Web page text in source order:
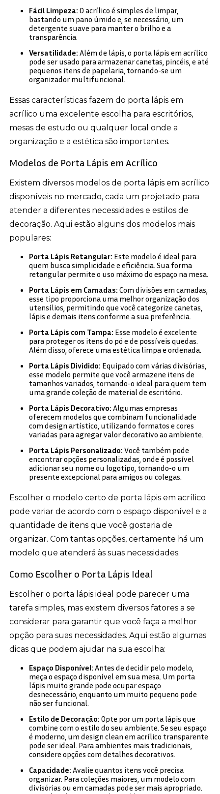
Fácil Limpeza: O acrílico é simples de limpar,
bastando um pano úmido e, se necessário, um
detergente suave para manter o brilho e a
transparência.
Versatilidade: Além de lápis, o porta lápis em acrílico
pode ser usado para armazenar canetas, pincéis, e até
pequenos itens de papelaria, tornando-se um
organizador multifuncional.
Essas características fazem do porta lápis em
acrílico uma excelente escolha para escritórios,
mesas de estudo ou qualquer local onde a
organização e a estética são importantes.
Modelos de Porta Lápis em Acrílico
Existem diversos modelos de porta lápis em acrílico
disponíveis no mercado, cada um projetado para
atender a diferentes necessidades e estilos de
decoração. Aqui estão alguns dos modelos mais
populares:
Porta Lápis Retangular: Este modelo é ideal para
quem busca simplicidade e eficiência. Sua forma
retangular permite o uso máximo do espaço na mesa.
Porta Lápis em Camadas: Com divisões em camadas,
esse tipo proporciona uma melhor organização dos
utensílios, permitindo que você categorize canetas,
lápis e demais itens conforme a sua preferência.
Porta Lápis com Tampa: Esse modelo é excelente
para proteger os itens do pó e de possíveis quedas.
Além disso, oferece uma estética limpa e ordenada.
Porta Lápis Dividido: Equipado com várias divisórias,
esse modelo permite que você armazene itens de
tamanhos variados, tornando-o ideal para quem tem
uma grande coleção de material de escritório.
Porta Lápis Decorativo: Algumas empresas
oferecem modelos que combinam funcionalidade
com design artístico, utilizando formatos e cores
variadas para agregar valor decorativo ao ambiente.
Porta Lápis Personalizado: Você também pode
encontrar opções personalizadas, onde é possível
adicionar seu nome ou logotipo, tornando-o um
presente excepcional para amigos ou colegas.
Escolher o modelo certo de porta lápis em acrílico
pode variar de acordo com o espaço disponível e a
quantidade de itens que você gostaria de
organizar. Com tantas opções, certamente há um
modelo que atenderá às suas necessidades.
Como Escolher o Porta Lápis Ideal
Escolher o porta lápis ideal pode parecer uma
tarefa simples, mas existem diversos fatores a se
considerar para garantir que você faça a melhor
opção para suas necessidades. Aqui estão algumas
dicas que podem ajudar na sua escolha:
Espaço Disponível: Antes de decidir pelo modelo,
meça o espaço disponível em sua mesa. Um porta
lápis muito grande pode ocupar espaço
desnecessário, enquanto um muito pequeno pode
não ser funcional.
Estilo de Decoração: Opte por um porta lápis que
combine com o estilo do seu ambiente. Se seu espaço
é moderno, um design clean em acrílico transparente
pode ser ideal. Para ambientes mais tradicionais,
considere opções com detalhes decorativos.
Capacidade: Avalie quantos itens você precisa
organizar. Para coleções maiores, um modelo com
divisórias ou em camadas pode ser mais apropriado.